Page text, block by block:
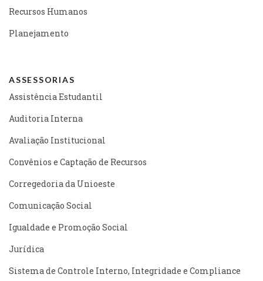
Recursos Humanos
Planejamento
ASSESSORIAS
Assistência Estudantil
Auditoria Interna
Avaliação Institucional
Convênios e Captação de Recursos
Corregedoria da Unioeste
Comunicação Social
Igualdade e Promoção Social
Jurídica
Sistema de Controle Interno, Integridade e Compliance